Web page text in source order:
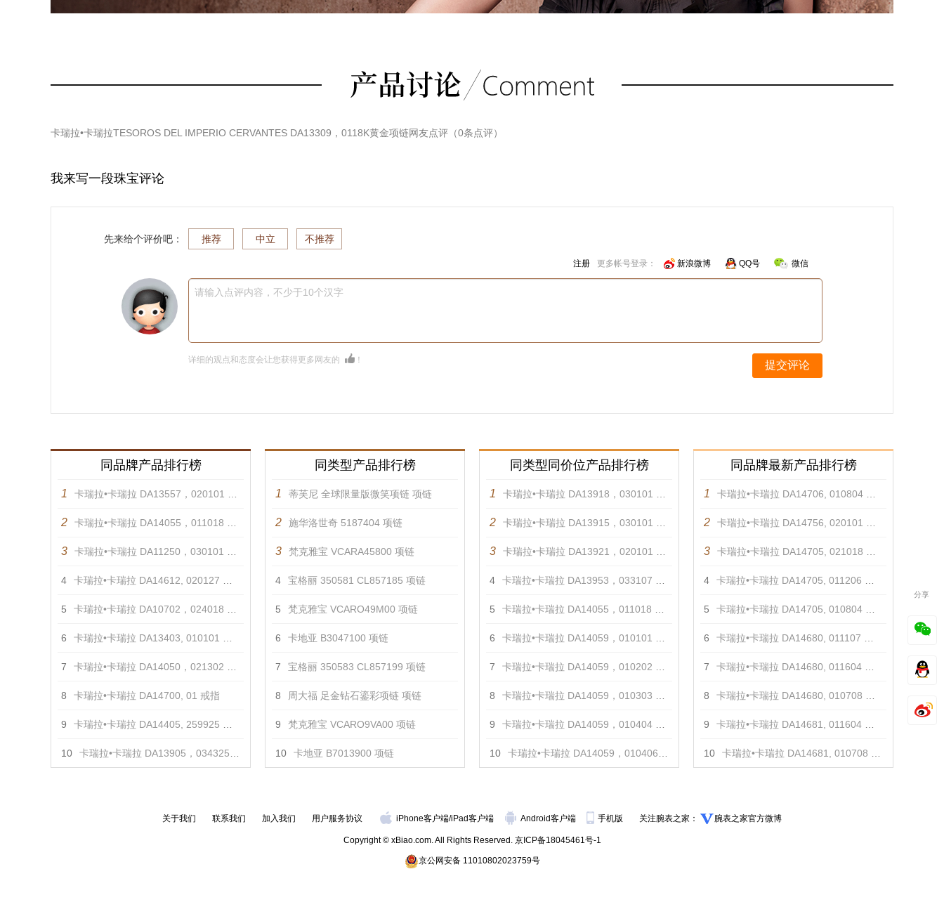
卡瑞拉•卡瑞拉TESOROS DEL IMPERIO CERVANTES DA13309，0118K黄金项链网友点评（0条点评）
我来写一段珠宝评论
先来给个评价吧： 推荐 中立 不推荐
注册 更多帐号登录： 新浪微博 QQ号 微信
请输入点评内容，不少于10个汉字
详细的观点和态度会让您获得更多网友的 ！ 提交评论
同品牌产品排行榜
1 卡瑞拉•卡瑞拉 DA13557，020101 戒指
2 卡瑞拉•卡瑞拉 DA14055，011018 项链
3 卡瑞拉•卡瑞拉 DA11250，030101 耳饰
4 卡瑞拉•卡瑞拉 DA14612, 020127 手镯
5 卡瑞拉•卡瑞拉 DA10702，024018 项链
6 卡瑞拉•卡瑞拉 DA13403, 010101 戒指
7 卡瑞拉•卡瑞拉 DA14050，021302 耳饰
8 卡瑞拉•卡瑞拉 DA14700, 01 戒指
9 卡瑞拉•卡瑞拉 DA14405, 259925 戒指
10 卡瑞拉•卡瑞拉 DA13905，034325 戒指
同类型产品排行榜
1 蒂芙尼 全球限量版微笑项链 项链
2 施华洛世奇 5187404 项链
3 梵克雅宝 VCARA45800 项链
4 宝格丽 350581 CL857185 项链
5 梵克雅宝 VCARO49M00 项链
6 卡地亚 B3047100 项链
7 宝格丽 350583 CL857199 项链
8 周大福 足金钻石鎏彩项链 项链
9 梵克雅宝 VCARO9VA00 项链
10 卡地亚 B7013900 项链
同类型同价位产品排行榜
1 卡瑞拉•卡瑞拉 DA13918，030101 项链
2 卡瑞拉•卡瑞拉 DA13915，030101 项链
3 卡瑞拉•卡瑞拉 DA13921，020101 项链
4 卡瑞拉•卡瑞拉 DA13953，033107 项链
5 卡瑞拉•卡瑞拉 DA14055，011018 项链
6 卡瑞拉•卡瑞拉 DA14059，010101 项链
7 卡瑞拉•卡瑞拉 DA14059，010202 项链
8 卡瑞拉•卡瑞拉 DA14059，010303 项链
9 卡瑞拉•卡瑞拉 DA14059，010404 项链
10 卡瑞拉•卡瑞拉 DA14059，010406 项链
同品牌最新产品排行榜
1 卡瑞拉•卡瑞拉 DA14706, 010804 耳饰
2 卡瑞拉•卡瑞拉 DA14756, 020101 项链
3 卡瑞拉•卡瑞拉 DA14705, 021018 戒指
4 卡瑞拉•卡瑞拉 DA14705, 011206 戒指
5 卡瑞拉•卡瑞拉 DA14705, 010804 戒指
6 卡瑞拉•卡瑞拉 DA14680, 011107 手镯
7 卡瑞拉•卡瑞拉 DA14680, 011604 手镯
8 卡瑞拉•卡瑞拉 DA14680, 010708 手镯
9 卡瑞拉•卡瑞拉 DA14681, 011604 项链
10 卡瑞拉•卡瑞拉 DA14681, 010708 项链
关于我们 联系我们 加入我们 用户服务协议 iPhone客户端/iPad客户端 Android客户端 手机版 关注腕表之家： 腕表之家官方微博
Copyright © xBiao.com. All Rights Reserved. 京ICP备18045461号-1
京公网安备 11010802023759号
分享